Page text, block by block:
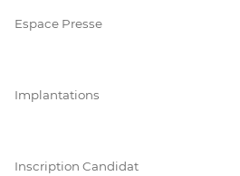
Espace Presse
Implantations
Inscription Candidat